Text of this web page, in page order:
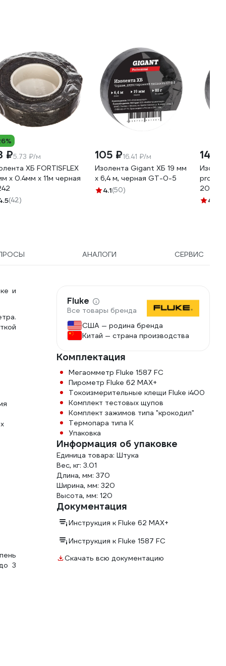
₽5.73 ₽/м
ХБ FORTISFLEX
х 0.4мм х 11м черная
(42)
105 ₽16.41 ₽/м
Изолента Gigant ХБ 19 мм
х 6,4 м, черная GT-0-5
4.1(50)
144
20 м,
4.7
АНАЛОГИ СЕРВИС
и
3
Fluke
Все товары бренда
США — родина бренда
Китай — страна производства
Комплектация
Мегаомметр Fluke 1587 FC
Пирометр Fluke 62 MAX+
Токоизмерительные клещи Fluke i400
Комплект тестовых щупов
Комплект зажимов типа "крокодил"
Термопара типа К
Упаковка
Информация об упаковке
Единица товара: Штука
Вес, кг: 3.01
Длина, мм: 370
Ширина, мм: 320
Высота, мм: 120
Документация
Инструкция к Fluke 62 MAX+
Инструкция к Fluke 1587 FC
Скачать всю документацию